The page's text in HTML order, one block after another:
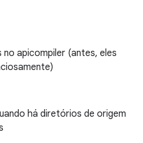
apicompiler (antes, eles
há diretórios de origem